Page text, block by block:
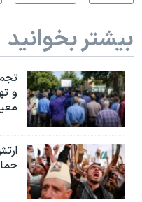
بیشتر بخوانید
و